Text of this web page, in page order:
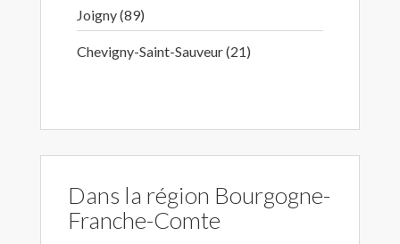
Joigny (89)
Chevigny-Saint-Sauveur (21)
Dans la région Bourgogne-
Franche-Comte